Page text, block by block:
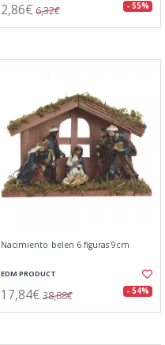
2,86€ 6,32€ - 55%
Nacimiento belen 6 figuras 9cm
EDM PRODUCT
17,84€ 38,88€ - 54%